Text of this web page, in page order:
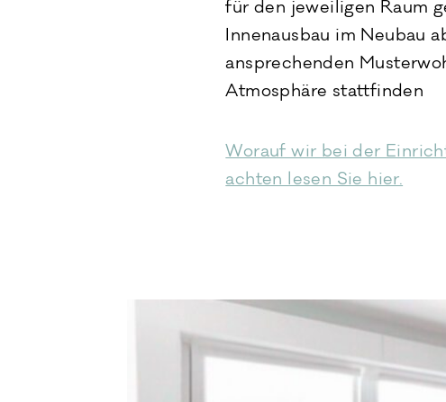
für den jeweiligen Raum
Innenausbau im Neubau
ansprechenden
Atmosphäre stattfinden
Worauf wir bei der
achten lesen Sie hier.